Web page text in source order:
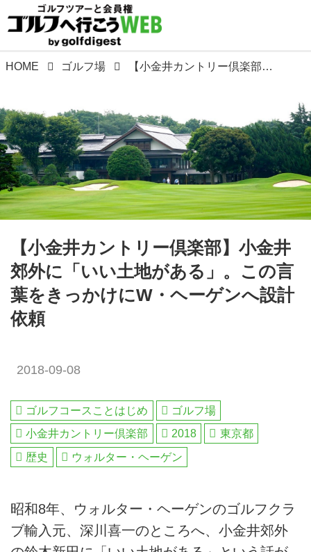
HOME ゴルフ場 【小金井カントリー倶楽部】小金井郊外に「いい土地がある」。この言葉をきっかけにW・ヘーゲンへ設計依頼
【小金井カントリー倶楽部】小金井
郊外に「いい土地がある」。この言
葉をきっかけにW・ヘーゲンへ設計
依頼
2018-09-08
ゴルフコースことはじめ
ゴルフ場
小金井カントリー倶楽部
2018
東京都
歴史
ウォルター・ヘーゲン
昭和8年、ウォルター・ヘーゲンのゴルフクラ
ブ輸入元、深川喜一のところへ、小金井郊外